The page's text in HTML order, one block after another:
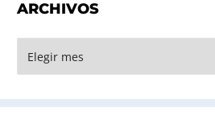
ARCHIVOS